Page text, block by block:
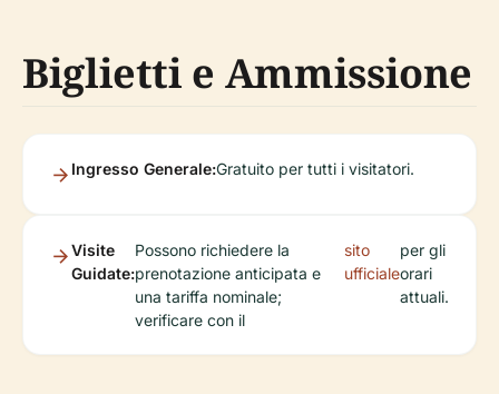
Biglietti e Ammissione
Ingresso Generale:Gratuito per tutti i visitatori.
Visite
Guidate:
Possono richiedere la
prenotazione anticipata e
una tariffa nominale;
verificare con il
sito
ufficiale
per gli
orari
attuali.